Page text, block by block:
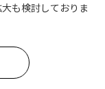
も検討しておりま